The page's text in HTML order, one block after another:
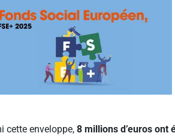
cette enveloppe, 8 millions d’euros ont